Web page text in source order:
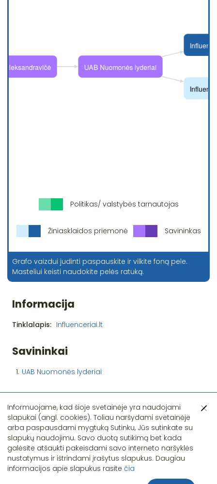
Politikas/ valstybės tarnautojas
Žiniasklaidos priemonė Savininkas
Grafo vaizdui judinti paspauskite ir vilkite foną pele.
Masteliui keisti naudokite pelės ratuką.
Informacija
Tinklalapis: Influenceriai.lt
Savininkai
1. UAB Nuomonės lyderiai
Pastebėjote klaidą?
Informuojame, kad šioje svetainėje yra naudojami
slapukai (angl. cookies). Toliau naršydami svetainėje
arba paspausdami mygtuką Sutinku, Jūs sutinkate su
slapukų naudojimu. Savo duotą sutikimą bet kada
galėsite atšaukti pakeisdami savo interneto naršyklės
nustatymus ir ištrindami įrašytus slapukus. Daugiau
informacijos apie slapukus rasite čia